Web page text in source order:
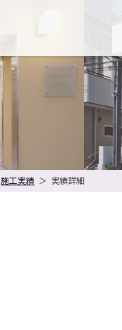
施工実績 ＞ 実績詳細